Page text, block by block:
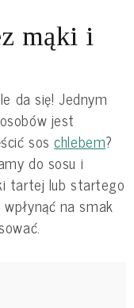
mąki i
da się! Jednym
jest
soschlebem?
do sosu i
tartej lub startego
na smak